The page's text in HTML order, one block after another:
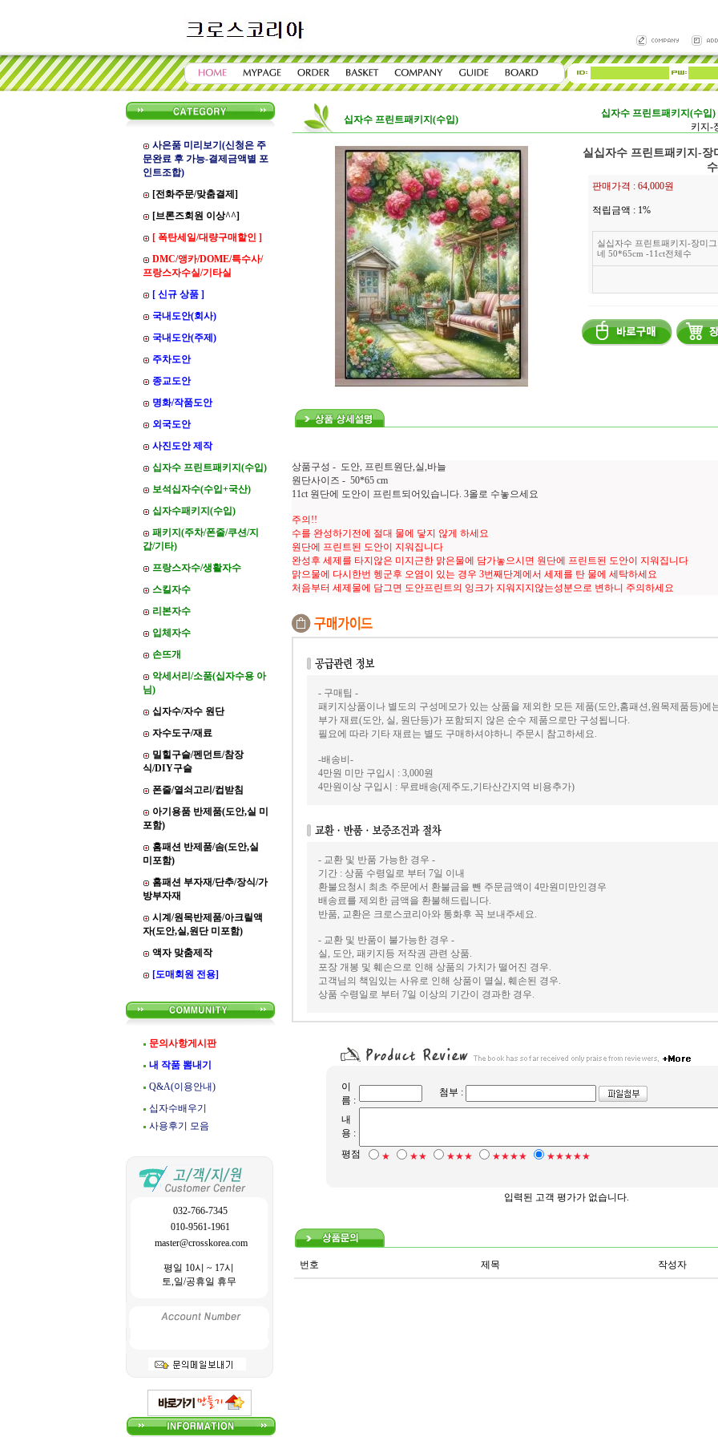
사은품 미리보기(신청은 주
문완료 후 가능-결제금액별 포
인트조합)
[전화주문/맞춤결제]
[브론즈회원 이상^^]
[ 폭탄세일/대량구매할인 ]
DMC/앵카/DOME/특수사/
프랑스자수실/기타실
[ 신규 상품 ]
국내도안(회사)
국내도안(주제)
주차도안
종교도안
명화/작품도안
외국도안
사진도안 제작
십자수 프린트패키지(수입)
보석십자수(수입+국산)
십자수패키지(수입)
패키지(주차/폰줄/쿠션/지
갑/기타)
프랑스자수/생활자수
스킬자수
리본자수
입체자수
손뜨개
악세서리/소품(십자수용 아
님)
십자수/자수 원단
자수도구/재료
밀힐구슬/펜던트/참장
식/DIY구슬
폰줄/열쇠고리/컵받침
아기용품 반제품(도안,실 미
포함)
홈패션 반제품/솜(도안,실
미포함)
홈패션 부자재/단추/장식/가
방부자재
시계/원목반제품/아크릴액
자(도안,실,원단 미포함)
액자 맞춤제작
[도매회원 전용]
문의사항게시판
내 작품 뽐내기
Q&A(이용안내)
십자수배우기
사용후기 모음
032-766-7345
010-9561-1961
master@crosskorea.com
평일 10시 ~ 17시
토,일/공휴일 휴무
십자수 프린트패키지(수입)
십자수 프린트패키지(수입)
키지-
실십자수 프린트패키지-장
수
판매가격 : 64,000원
적립금액 : 1%
실십자수 프린트패키지-장미그
네 50*65cm -11ct전체수
상품구성 - 도안, 프린트원단,실,바늘
원단사이즈 - 50*65 cm
11ct 원단에 도안이 프린트되어있습니다. 3올로 수놓으세요
주의!!
수를 완성하기전에 절대 물에 닿지 않게 하세요
원단에 프린트된 도안이 지워집니다
완성후 세제를 타지않은 미지근한 맑은물에 담가놓으시면 원단에 프린트된 도안이 지워집니다
맑으물에 다시한번 헹군후 오염이 있는 경우 3번째단계에서 세제를 탄 물에 세탁하세요
처음부터 세제물에 담그면 도안프린트의 잉크가 지워지지않는성분으로 변하니 주의하세요
- 구매팁 -
패키지상품이나 별도의 구성메모가 있는 상품을 제외한 모든 제품(도안,홈패션,원목제품등)에
부가 재료(도안, 실, 원단등)가 포함되지 않은 순수 제품으로만 구성됩니다.
필요에 따라 기타 재료는 별도 구매하셔야하니 주문시 참고하세요.
-배송비-
4만원 미만 구입시 : 3,000원
4만원이상 구입시 : 무료배송(제주도,기타산간지역 비용추가)
- 교환 및 반품 가능한 경우 -
기간 : 상품 수령일로 부터 7일 이내
환불요청시 최초 주문에서 환불금을 뺀 주문금액이 4만원미만인경우
배송료를 제외한 금액을 환불해드립니다.
반품, 교환은 크로스코리아와 통화후 꼭 보내주세요.
- 교환 및 반품이 불가능한 경우 -
실, 도안, 패키지등 저작권 관련 상품.
포장 개봉 및 훼손으로 인해 상품의 가치가 떨어진 경우.
고객님의 책임있는 사유로 인해 상품이 멸실, 훼손된 경우.
상품 수령일로 부터 7일 이상의 기간이 경과한 경우.
이
름 :
첨부 :
내
용 :
평점
★ ★★ ★★★ ★★★★ ★★★★★
입력된 고객 평가가 없습니다.
번호 제목 작성자